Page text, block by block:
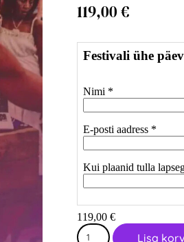
119,00€
Festivali ühe
Nimi *
E-posti aadress *
Kui plaanid tulla
119,00 €
Lisa